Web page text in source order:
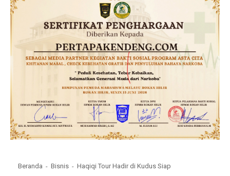
Beranda Bisnis
Haqiqi Tour Hadir di Kudus Siap